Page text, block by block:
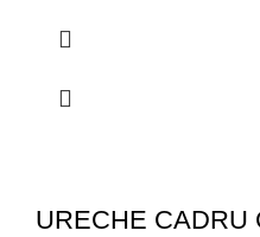
URECHE CADRU